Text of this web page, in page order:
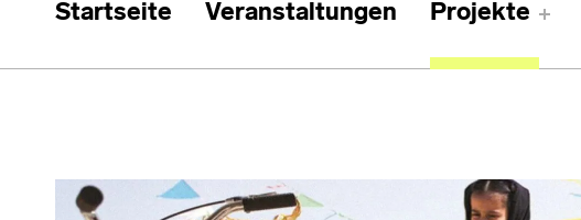
Startseite Veranstaltungen Projekte